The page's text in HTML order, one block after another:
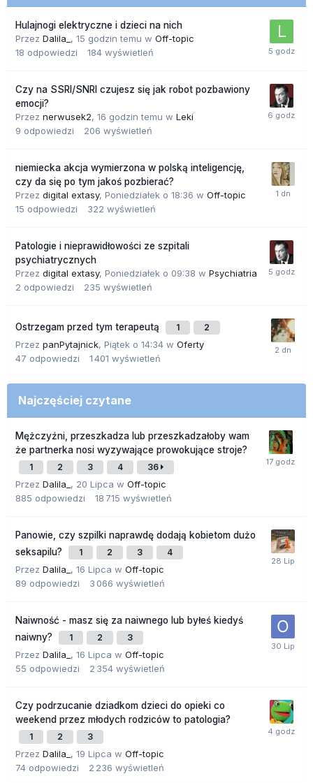
Hulajnogi elektryczne i dzieci na nich
Przez Dalila_ , 15 godzin temu w Off-topic
18 odpowiedzi 184 wyświetleń
Czy na SSRI/SNRI czujesz się jak robot pozbawiony
emocji?
Przez nerwusek2, 16 godzin temu w Leki
9 odpowiedzi 206 wyświetleń
niemiecka akcja wymierzona w polską inteligencję,
czy da się po tym jakoś pozbierać?
Przez digital extasy, Poniedziałek o 18:36 w Off-topic
15 odpowiedzi 322 wyświetleń
Patologie i nieprawidłowości ze szpitali
psychiatrycznych
Przez digital extasy, Poniedziałek o 09:38 w Psychiatria
2 odpowiedzi 235 wyświetleń
Ostrzegam przed tym terapeutą 1 2
Przez panPytajnick, Piątek o 14:34 w Oferty
47 odpowiedzi 1 401 wyświetleń
Najczęściej czytane
Mężczyźni, przeszkadza lub przeszkadzałoby wam
że partnerka nosi wyzywające prowokujące stroje?
1 2 3 4 36
Przez Dalila_ , 20 Lipca w Off-topic
885 odpowiedzi 18 715 wyświetleń
Panowie, czy szpilki naprawdę dodają kobietom dużo
seksapilu?
1 2 3 4
Przez Dalila_ , 16 Lipca w Off-topic
89 odpowiedzi 3 066 wyświetleń
Naiwność - masz się za naiwnego lub byłeś kiedyś
naiwny?
1 2 3
Przez Dalila_ , 16 Lipca w Off-topic
55 odpowiedzi 2 354 wyświetleń
Czy podrzucanie dziadkom dzieci do opieki co
weekend przez młodych rodziców to patologia?
1 2 3
Przez Dalila_ , 19 Lipca w Off-topic
74 odpowiedzi 2 236 wyświetleń